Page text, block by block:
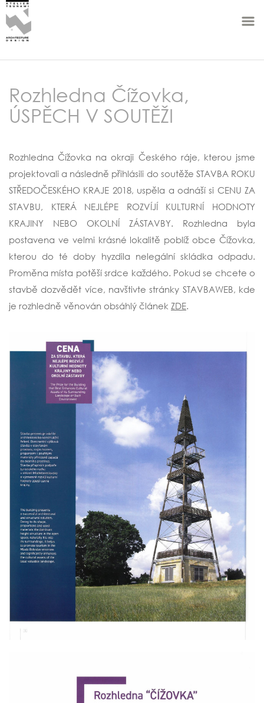
Rozhledna Čížovka,
ÚSPĚCH V SOUTĚŽI
Rozhledna Čížovka na okraji Českého ráje, kterou jsme
projektovali a následně přihlásili do soutěže STAVBA ROKU
STŘEDOČESKÉHO KRAJE 2018, uspěla a odnáší si CENU ZA
STAVBU, KTERÁ NEJLÉPE ROZVÍJÍ KULTURNÍ HODNOTY
KRAJINY NEBO OKOLNÍ ZÁSTAVBY. Rozhledna byla
postavena ve velmi krásné lokalitě poblíž obce Čížovka,
kterou do té doby hyzdila nelegální skládka odpadu.
Proměna místa potěší srdce každého. Pokud se chcete o
stavbě dozvědět více, navštivte stránky STAVBAWEB, kde
je rozhledně věnován obsáhlý článek ZDE.